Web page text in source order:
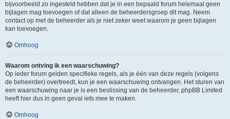
bijvoorbeeld zo ingesteld hebben dat je in een bepaald forum helemaal geen
bijlagen mag toevoegen of dat alleen de beheerdersgroep dit mag. Neem
contact op met de beheerder als je niet zeker weet waarom je geen bijlagen
kan toevoegen.
Omhoog
Waarom ontving ik een waarschuwing?
Op ieder forum gelden specifieke regels, als je één van deze regels (volgens
de beheerder) overtreedt, kun je een waarschuwing ontvangen. Het sturen van
een waarschuwing naar je is een beslissing van de beheerder, phpBB Limited
heeft hier dus in geen geval iets mee te maken.
Omhoog